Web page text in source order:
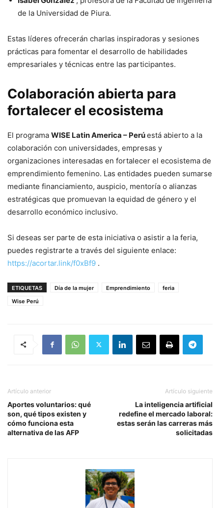
de la Universidad de Piura.
Estas líderes ofrecerán charlas inspiradoras y sesiones
prácticas para fomentar el desarrollo de habilidades
empresariales y técnicas entre las participantes.
Colaboración abierta para
fortalecer el ecosistema
El programa WISE Latin America – Perúestá abierto a la
colaboración con universidades, empresas y
organizaciones interesadas en fortalecer el ecosistema de
emprendimiento femenino. Las entidades pueden sumarse
mediante financiamiento, auspicio, mentoría o alianzas
estratégicas que promuevan la equidad de género y el
desarrollo económico inclusivo.
Si deseas ser parte de esta iniciativa o asistir a la feria,
puedes registrarte a través del siguiente enlace:
https://acortar.link/f0xBf9 .
ETIQUETAS Día de la mujer Emprendimiento
feria
Wise Perú
Artículo anterior
Aportes voluntarios: qué
son, qué tipos existen y
cómo funciona esta
alternativa de las AFP
Artículo siguiente
La inteligencia artificial
redefine el mercado laboral:
estas serán las carreras más
solicitadas